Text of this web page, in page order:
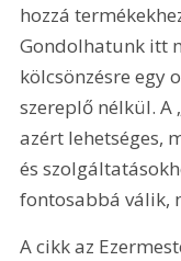
hozzá
Gondolhatunk itt
kölcsönzésre egy
szereplő nélkül. A
azért lehetséges,
és
fontosabbá válik,
A cikk az